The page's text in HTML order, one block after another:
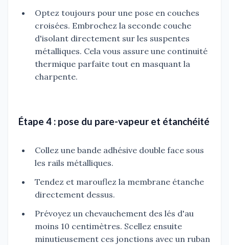
Optez toujours pour une pose en couches
croisées. Embrochez la seconde couche
d'isolant directement sur les suspentes
métalliques. Cela vous assure une continuité
thermique parfaite tout en masquant la
charpente.
Étape 4 : pose du pare-vapeur et étanchéité
Collez une bande adhésive double face sous
les rails métalliques.
Tendez et marouflez la membrane étanche
directement dessus.
Prévoyez un chevauchement des lés d'au
moins 10 centimètres. Scellez ensuite
minutieusement ces jonctions avec un ruban